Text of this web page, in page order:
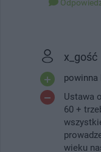
x_gość
powinna
Ustawa
60 +
wieku